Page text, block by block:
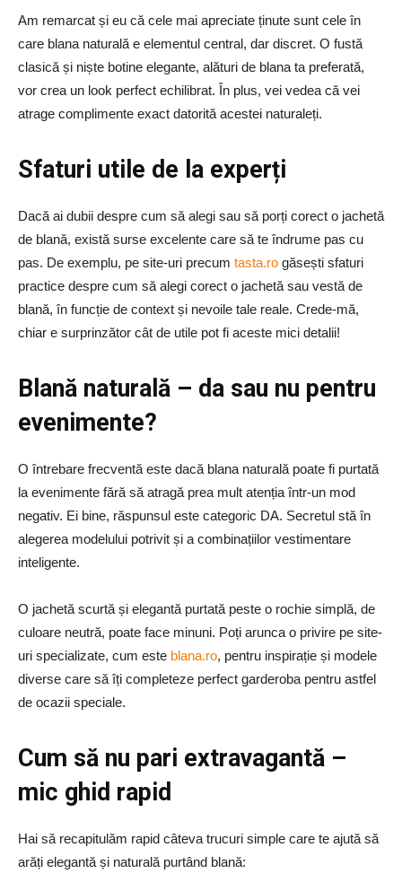
Am remarcat și eu că cele mai apreciate ținute sunt cele în
care blana naturală e elementul central, dar discret. O fustă
clasică și niște botine elegante, alături de blana ta preferată,
vor crea un look perfect echilibrat. În plus, vei vedea că vei
atrage complimente exact datorită acestei naturaleți.
Sfaturi utile de la experți
Dacă ai dubii despre cum să alegi sau să porți corect o jachetă
de blană, există surse excelente care să te îndrume pas cu
pas. De exemplu, pe site-uri precum tasta.ro găsești sfaturi
practice despre cum să alegi corect o jachetă sau vestă de
blană, în funcție de context și nevoile tale reale. Crede-mă,
chiar e surprinzător cât de utile pot fi aceste mici detalii!
Blană naturală – da sau nu pentru
evenimente?
O întrebare frecventă este dacă blana naturală poate fi purtată
la evenimente fără să atragă prea mult atenția într-un mod
negativ. Ei bine, răspunsul este categoric DA. Secretul stă în
alegerea modelului potrivit și a combinațiilor vestimentare
inteligente.
O jachetă scurtă și elegantă purtată peste o rochie simplă, de
culoare neutră, poate face minuni. Poți arunca o privire pe site-
uri specializate, cum este blana.ro, pentru inspirație și modele
diverse care să îți completeze perfect garderoba pentru astfel
de ocazii speciale.
Cum să nu pari extravagantă –
mic ghid rapid
Hai să recapitulăm rapid câteva trucuri simple care te ajută să
arăți elegantă și naturală purtând blană: